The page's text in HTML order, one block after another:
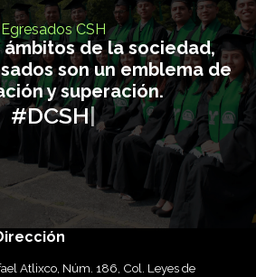
Egresados CSH
de la sociedad,
son un emblema de
y superación.
#DCSH
Atlixco, Núm. 186, Col. Leyes de